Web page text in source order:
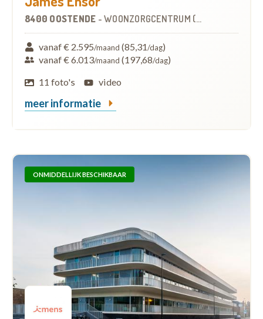
8400 OOSTENDE - WOONZORGCENTRUM (WZC)
vanaf € 2.595/maand (85,31/dag)
vanaf € 6.013/maand (197,68/dag)
11 foto's
video
meer informatie
ONMIDDELLIJK BESCHIKBAAR